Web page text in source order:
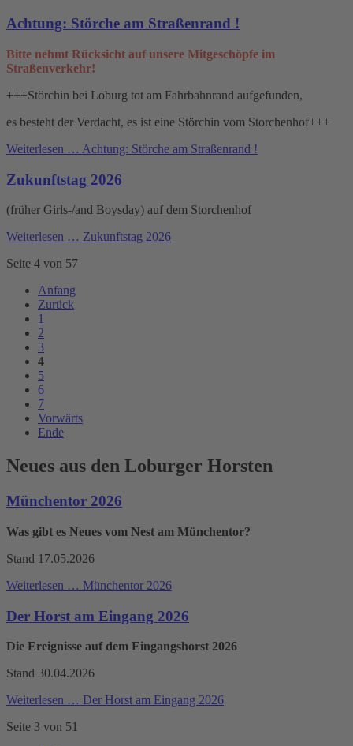
Achtung: Störche am Straßenrand !
Bitte nehmt Rücksicht auf unsere Mitgeschöpfe im
Straßenverkehr!
+++Störchin bei Loburg tot am Fahrbahnrand aufgefunden,
es besteht der Verdacht, es ist eine Störchin vom Storchenhof+++
Weiterlesen … Achtung: Störche am Straßenrand !
Zukunftstag 2026
(früher Girls-/and Boysday) auf dem Storchenhof
Weiterlesen … Zukunftstag 2026
Seite 4 von 57
Anfang
Zurück
1
2
3
4
5
6
7
Vorwärts
Ende
Neues aus den Loburger Horsten
Münchentor 2026
Was gibt es Neues vom Nest am Münchentor?
Stand 17.05.2026
Weiterlesen … Münchentor 2026
Der Horst am Eingang 2026
Die Ereignisse auf dem Eingangshorst 2026
Stand 30.04.2026
Weiterlesen … Der Horst am Eingang 2026
Seite 3 von 51